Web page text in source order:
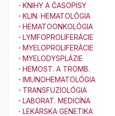
· KNIHY A ČASOPISY
· KLIN. HEMATOLÓGIA
· HEMATOONKOLÓGIA
· LYMFOPROLIFERÁCIE
· MYELOPROLIFERÁCIE
· MYELODYSPLÁZIE
· HEMOST. A TROMB.
· IMUNOHEMATOLÓGIA
· TRANSFUZIOLÓGIA
· LABORAT. MEDICÍNA
· LEKÁRSKA GENETIKA